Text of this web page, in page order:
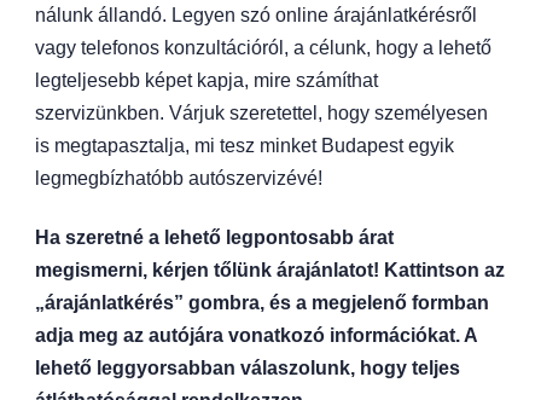
nálunk állandó. Legyen szó online árajánlatkérésről
vagy telefonos konzultációról, a célunk, hogy a lehető
legteljesebb képet kapja, mire számíthat
szervizünkben. Várjuk szeretettel, hogy személyesen
is megtapasztalja, mi tesz minket Budapest egyik
legmegbízhatóbb autószervizévé!
Ha szeretné a lehető legpontosabb árat
megismerni, kérjen tőlünk árajánlatot! Kattintson az
„árajánlatkérés” gombra, és a megjelenő formban
adja meg az autójára vonatkozó információkat. A
lehető leggyorsabban válaszolunk, hogy teljes